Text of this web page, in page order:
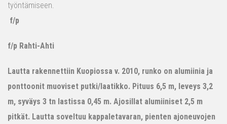
työntämiseen.
f/p
f/p Rahti-Ahti
Lautta rakennettiin Kuopiossa v. 2010, runko on alumiinia ja
ponttoonit muoviset putki/laatikko. Pituus 6,5 m, leveys 3,2
m, syväys 3 tn lastissa 0,45 m. Ajosillat alumiiniset 2,5 m
pitkät. Lautta soveltuu kappaletavaran, pienten ajoneuvojen